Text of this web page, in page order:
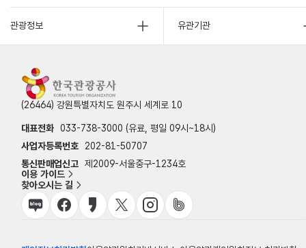
관광정보 유관기관
(26464) 강원특별자치도 원주시 세계로 10
대표전화 033-738-3000 (유료, 평일 09시~18시)
사업자등록번호
202-81-50707
통신판매업신고 제2009-서울중구-1234호
이용 가이드
찾아오시는 길